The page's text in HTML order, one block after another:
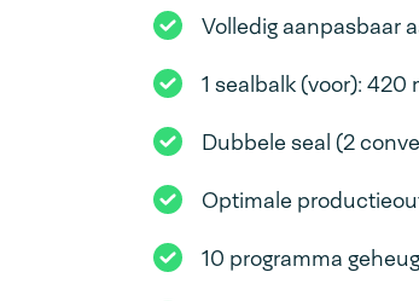
Volledig aanpasbaar
1 sealbalk (voor): 420
Dubbele seal (2
Optimale
10 programma